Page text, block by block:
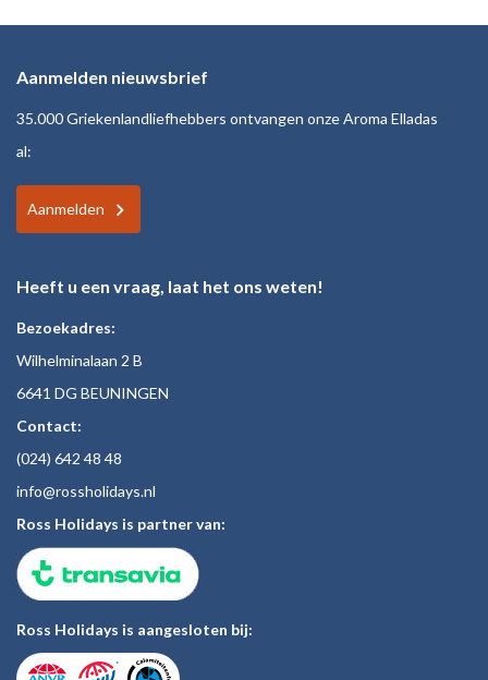
Aanmelden nieuwsbrief
35.000 Griekenlandliefhebbers ontvangen onze Aroma Elladas
al:
Aanmelden
Heeft u een vraag, laat het ons weten!
Bezoekadres:
Wilhelminalaan 2 B
6641 DG BEUNINGEN
Contact:
(024) 642 48 48
info@rossholidays.nl
Ross Holidays is partner van:
Ross Holidays is aangesloten bij: